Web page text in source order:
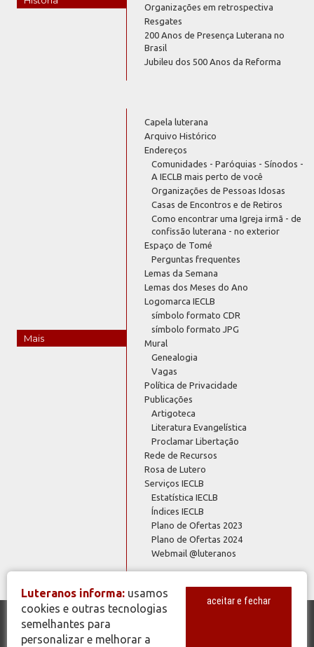
Organizações em retrospectiva
Resgates
200 Anos de Presença Luterana no
Brasil
Jubileu dos 500 Anos da Reforma
Mais
Capela luterana
Arquivo Histórico
Endereços
Comunidades - Paróquias - Sínodos -
A IECLB mais perto de você
Organizações de Pessoas Idosas
Casas de Encontros e de Retiros
Como encontrar uma Igreja irmã - de
confissão luterana - no exterior
Espaço de Tomé
Perguntas frequentes
Lemas da Semana
Lemas dos Meses do Ano
Logomarca IECLB
símbolo formato CDR
símbolo formato JPG
Mural
Genealogia
Vagas
Política de Privacidade
Publicações
Artigoteca
Literatura Evangelística
Proclamar Libertação
Rede de Recursos
Rosa de Lutero
Serviços IECLB
Estatística IECLB
Índices IECLB
Plano de Ofertas 2023
Plano de Ofertas 2024
Webmail @luteranos
© Copyright 2026 - Todos os Direitos Reservados - IECLB - Igreja
Luteranos informa: usamos
cookies e outras tecnologias
semelhantes para
personalizar e melhorar a
aceitar e fechar